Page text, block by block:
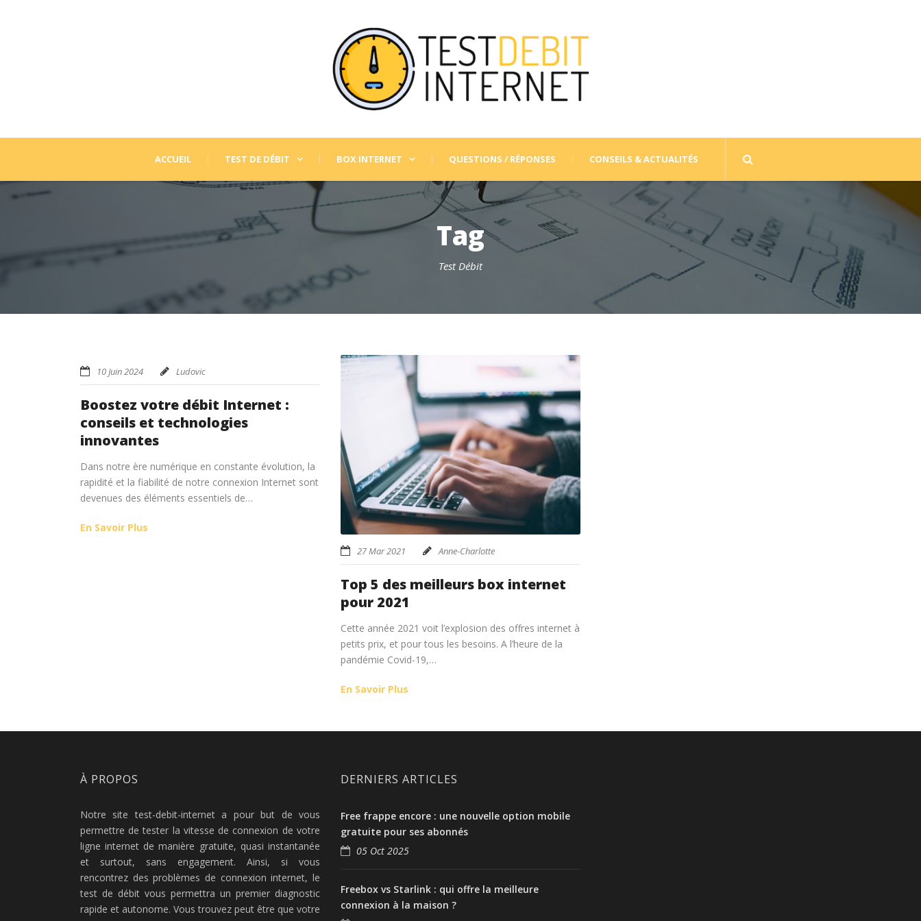
ACCUEIL TEST DE DÉBIT BOX INTERNET QUESTIONS / RÉPONSES CONSEILS & ACTUALITÉS
Tag
Test Débit
10 Juin 2024 Ludovic
Boostez votre débit Internet :
conseils et technologies
innovantes
Dans notre ère numérique en constante évolution, la
rapidité et la fiabilité de notre connexion Internet sont
devenues des éléments essentiels de…
En Savoir Plus
27 Mar 2021 Anne-Charlotte
Top 5 des meilleurs box internet
pour 2021
Cette année 2021 voit l’explosion des offres internet à
petits prix, et pour tous les besoins. A l’heure de la
pandémie Covid-19,…
En Savoir Plus
À PROPOS
Notre site test-debit-internet a pour but de vous
permettre de tester la vitesse de connexion de votre
ligne internet de manière gratuite, quasi instantanée
et surtout, sans engagement. Ainsi, si vous
rencontrez des problèmes de connexion internet, le
test de débit vous permettra un premier diagnostic
rapide et autonome. Vous trouvez peut être que votre
DERNIERS ARTICLES
Free frappe encore : une nouvelle option mobile
gratuite pour ses abonnés
05 Oct 2025
Freebox vs Starlink : qui offre la meilleure
connexion à la maison ?